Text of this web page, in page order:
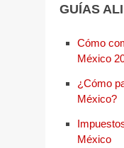
GUÍAS
Cómo
México
¿Cómo
México?
México